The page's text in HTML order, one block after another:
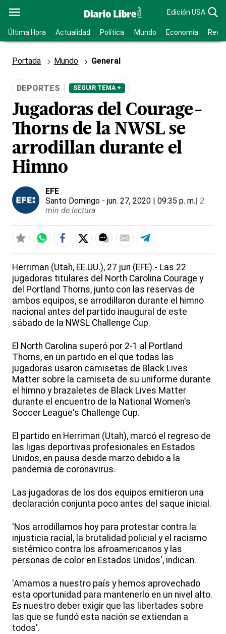
Edición USA
Última Hora Actualidad Política Mundo Economía
Portada Mundo General
DEPORTES SEGUIR TEMA +
Jugadoras del Courage-
Thorns de la NWSL se
arrodillan durante el
Himno
EFE
Santo Domingo - jun. 27, 2020 | 09:35 p. m.| 2
min de lectura
Herriman (Utah, EE.UU.), 27 jun (EFE).- Las 22
jugadoras titulares del North Carolina Courage y
del Portland Thorns, junto con las reservas de
ambos equipos, se arrodillaron durante el himno
nacional antes del partido inaugural de este
sábado de la NWSL Challenge Cup.
El North Carolina superó por 2-1 al Portland
Thorns, en un partido en el que todas las
jugadoras usaron camisetas de Black Lives
Matter sobre la camiseta de su uniforme durante
el himno y brazaletes de Black Lives Matter
durante el encuentro de la National Women's
Soccer League's Challenge Cup.
El partido en Herriman (Utah), marcó el regreso de
las ligas deportivas profesionales en Estados
Unidos, en pausa desde marzo debido a la
pandemia de coronavirus.
Las jugadoras de los dos equipos emitieron una
declaración conjunta poco antes del saque inicial.
'Nos arrodillamos hoy para protestar contra la
injusticia racial, la brutalidad policial y el racismo
sistémico contra los afroamericanos y las
personas de color en Estados Unidos', indican.
'Amamos a nuestro país y hemos aprovechado
esta oportunidad para mantenerlo en un nivel alto.
Es nuestro deber exigir que las libertades sobre
las que se fundó esta nación se extiendan a
todos'.